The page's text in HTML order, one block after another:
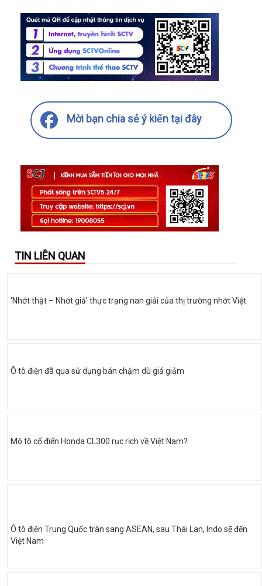
Mời bạn chia sẻ ý kiến tại đây
TIN LIÊN QUAN
‘Nhớt thật – Nhớt giả’ thực trạng nan giải của thị trường nhớt Việt
Ô tô điện đã qua sử dụng bán chậm dù giá giảm
Mô tô cổ điển Honda CL300 rục rịch về Việt Nam?
Ô tô điện Trung Quốc tràn sang ASEAN, sau Thái Lan, Indo sẽ đến
Việt Nam